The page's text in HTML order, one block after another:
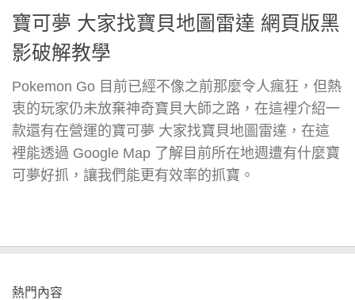
寶可夢 大家找寶貝地圖雷達 網頁版黑
影破解教學
Pokemon Go 目前已經不像之前那麼令人瘋狂，但熱
衷的玩家仍未放棄神奇寶貝大師之路，在這裡介紹一
款還有在營運的寶可夢 大家找寶貝地圖雷達，在這
裡能透過 Google Map 了解目前所在地週遭有什麼寶
可夢好抓，讓我們能更有效率的抓寶。
熱門內容